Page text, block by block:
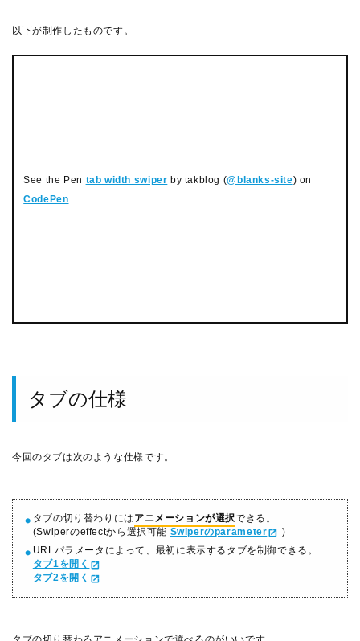
以下が制作したものです。
See the Pen tab width swiper by takblog (@blanks-site) on
CodePen
タブの仕様
今回のタブは次のような仕様です。
タブの切り替わりには アニメーションが選択できる。
(Swiperのeffectから選択可能 Swiperのparameter
)
URLパラメータによって、最初に表示するタブを制御できる。
タブ1を開く
タブ2を開く